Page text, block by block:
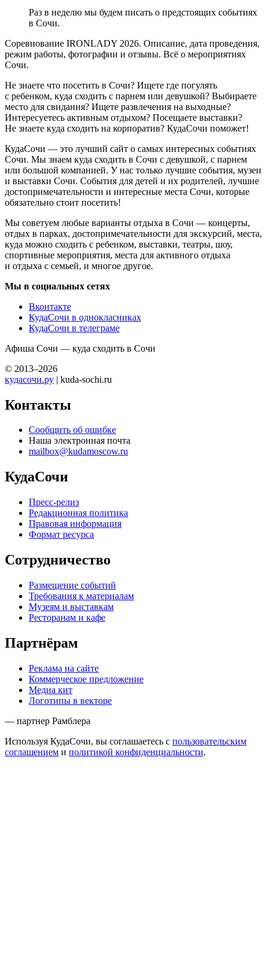
Раз в неделю мы будем писать о предстоящих событиях
в Сочи.
Соревнование IRONLADY 2026. Описание, дата проведения,
режим работы, фотографии и отзывы. Всё о мероприятиях
Сочи.
Не знаете что посетить в Сочи? Ищете где погулять
с ребенком, куда сходить с парнем или девушкой? Выбираете
место для свидания? Ищете развлечения на выходные?
Интересуетесь активным отдыхом? Посещаете выставки?
Не знаете куда сходить на корпоратив? КудаСочи поможет!
КудаСочи — это лучший сайт о самых интересных событиях
Сочи. Мы знаем куда сходить в Сочи с девушкой, с парнем
или большой компанией. У нас только лучшие события, музеи
и выставки Сочи. События для детей и их родителей, лучшие
достопримечательности и интересные места Сочи, которые
обязательно стоит посетить!
Мы советуем любые варианты отдыха в Сочи — концерты,
отдых в парках, достопримечательности для экскурсий, места,
куда можно сходить с ребенком, выставки, театры, шоу,
спортивные мероприятия, места для активного отдыха
и отдыха с семьей, и многое другое.
Мы в социальных сетях
Вконтакте
КудаСочи в однокласниках
КудаСочи в телеграме
Афиша Сочи — куда сходить в Сочи
© 2013–2026
кудасочи.ру | kuda-sochi.ru
Контакты
Сообщить об ошибке
Наша электронная почта
mailbox@kudamoscow.ru
КудаСочи
Пресс-релиз
Редакционная политика
Правовая информация
Формат ресурса
Сотрудничество
Размещение событий
Требования к материалам
Музеям и выставкам
Ресторанам и кафе
Партнёрам
Реклама на сайте
Коммерческое предложение
Медиа кит
Логотипы в векторе
— партнер Рамблера
Используя КудаСочи, вы соглашаетесь с пользовательским
соглашением и политикой конфиденциальности.